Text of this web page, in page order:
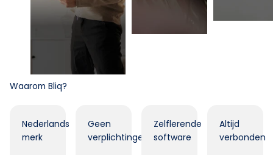
Waarom Bliq?
Nederlands
merk
Geen
verplichtingen
Zelflerende
software
Altijd
verbonden